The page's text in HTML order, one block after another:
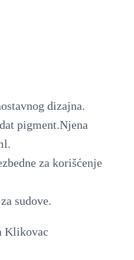
dizajna.
pigment.Njena
za korišćenje
sudove.
Klikovac